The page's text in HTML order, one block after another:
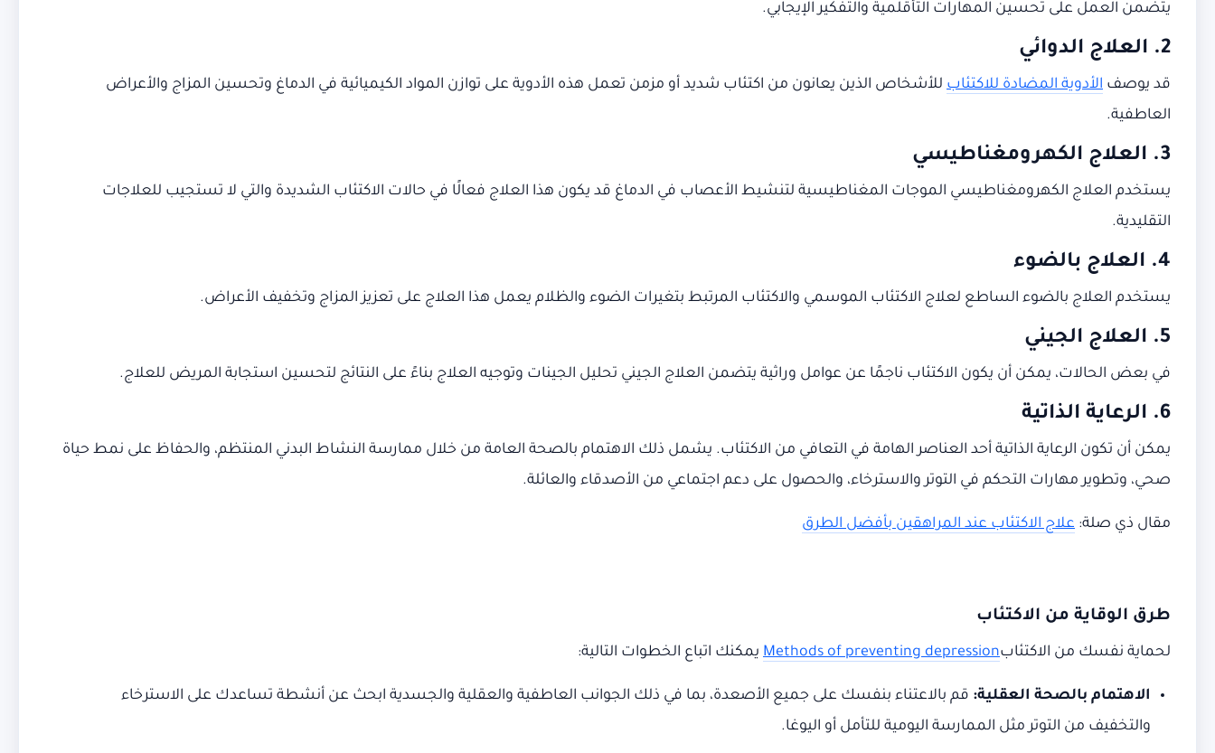
يتضمن العمل على تحسين المهارات التأقلمية والتفكير الإيجابي.
2. العلاج الدوائي
قد يوصف الأدوية المضادة للاكتئاب للأشخاص الذين يعانون من اكتئاب شديد أو مزمن تعمل هذه الأدوية على توازن المواد الكيميائية في الدماغ وتحسين المزاج والأعراض
العاطفية.
3. العلاج الكهرومغناطيسي
يستخدم العلاج الكهرومغناطيسي الموجات المغناطيسية لتنشيط الأعصاب في الدماغ قد يكون هذا العلاج فعالًا في حالات الاكتئاب الشديدة والتي لا تستجيب للعلاجات
التقليدية.
4. العلاج بالضوء
يستخدم العلاج بالضوء الساطع لعلاج الاكتئاب الموسمي والاكتئاب المرتبط بتغيرات الضوء والظلام يعمل هذا العلاج على تعزيز المزاج وتخفيف الأعراض.
5. العلاج الجيني
في بعض الحالات، يمكن أن يكون الاكتئاب ناجمًا عن عوامل وراثية يتضمن العلاج الجيني تحليل الجينات وتوجيه العلاج بناءً على النتائج لتحسين استجابة المريض للعلاج.
6. الرعاية الذاتية
يمكن أن تكون الرعاية الذاتية أحد العناصر الهامة في التعافي من الاكتئاب. يشمل ذلك الاهتمام بالصحة العامة من خلال ممارسة النشاط البدني المنتظم، والحفاظ على نمط حياة
صحي، وتطوير مهارات التحكم في التوتر والاسترخاء، والحصول على دعم اجتماعي من الأصدقاء والعائلة.
مقال ذي صلة: علاج الاكتئاب عند المراهقين بأفضل الطرق
طرق الوقاية من الاكتئاب
لحماية نفسك من الاكتئابMethods of preventing depression يمكنك اتباع الخطوات التالية:
الاهتمام بالصحة العقلية: قم بالاعتناء بنفسك على جميع الأصعدة، بما في ذلك الجوانب العاطفية والعقلية والجسدية ابحث عن أنشطة تساعدك على الاسترخاء
والتخفيف من التوتر مثل الممارسة اليومية للتأمل أو اليوغا.